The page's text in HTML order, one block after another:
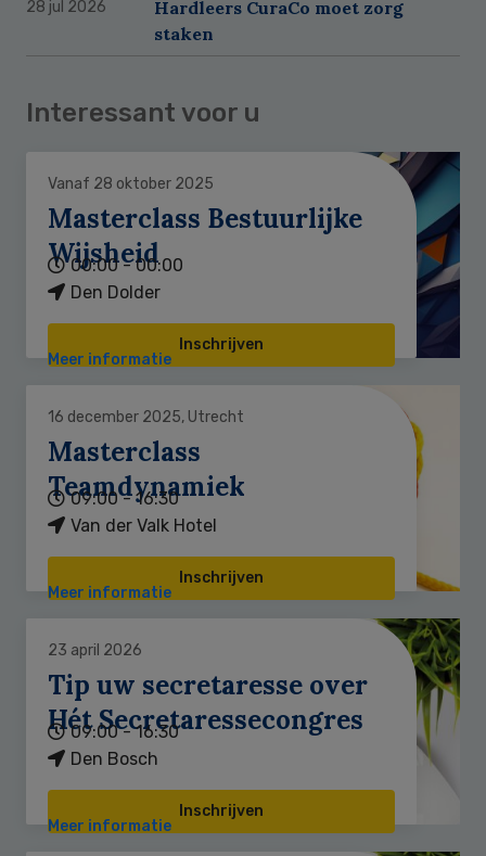
28 jul 2026
Hardleers CuraCo moet zorg
staken
Interessant voor u
Vanaf 28 oktober 2025
Masterclass Bestuurlijke
Wijsheid
00:00 - 00:00
Den Dolder
Inschrijven
Meer informatie
16 december 2025, Utrecht
Masterclass
Teamdynamiek
09:00 - 16:30
Van der Valk Hotel
Inschrijven
Meer informatie
23 april 2026
Tip uw secretaresse over
Hét Secretaressecongres
09:00 - 16:30
Den Bosch
Inschrijven
Meer informatie